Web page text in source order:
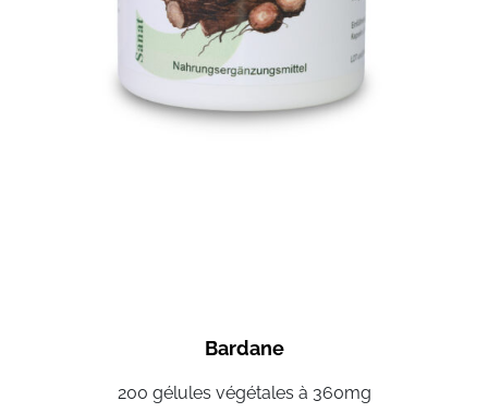
Bardane
200 gélules végétales à 360mg